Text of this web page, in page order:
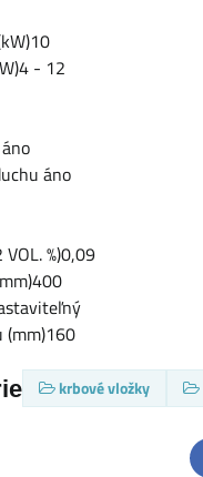
- 12
áno
%)0,09
(mm)160
krbové vložky